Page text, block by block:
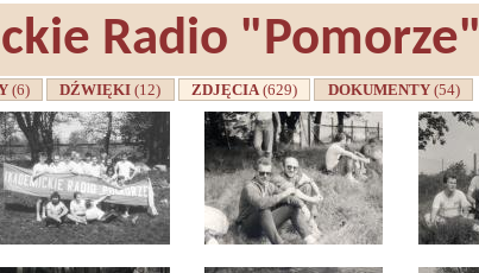
Radio "Pomorze"
(6) DŹWIĘKI(12) ZDJĘCIA(629) DOKUMENTY (54)